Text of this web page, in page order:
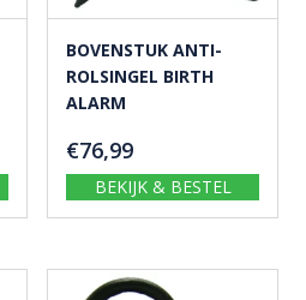
BOVENSTUK ANTI-
ROLSINGEL BIRTH
ALARM
€76,99
BEKIJK & BESTEL